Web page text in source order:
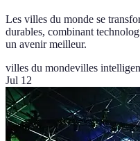
Les villes du monde se
durables, combinant
un avenir meilleur.
villes du mondevilles
Jul 12